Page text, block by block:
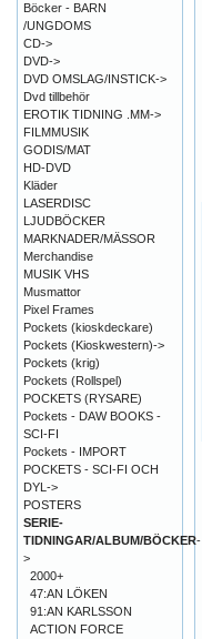
Böcker - BARN
/UNGDOMS
CD->
DVD->
DVD OMSLAG/INSTICK->
Dvd tillbehör
EROTIK TIDNING .MM->
FILMMUSIK
GODIS/MAT
HD-DVD
Kläder
LASERDISC
LJUDBÖCKER
MARKNADER/MÄSSOR
Merchandise
MUSIK VHS
Musmattor
Pixel Frames
Pockets (kioskdeckare)
Pockets (Kioskwestern)->
Pockets (krig)
Pockets (Rollspel)
POCKETS (RYSARE)
Pockets - DAW BOOKS -
SCI-FI
Pockets - IMPORT
POCKETS - SCI-FI OCH
DYL->
POSTERS
SERIE-
TIDNINGAR/ALBUM/BÖCKER-
>
2000+
47:AN LÖKEN
91:AN KARLSSON
ACTION FORCE